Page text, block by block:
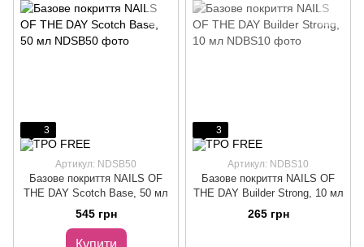
3
Артикул: NDSB50
Базове покриття NAILS OF
THE DAY Scotch Base, 50 мл
545 грн
Купити
3
Артикул: NDBS10
Базове покриття NAILS OF
THE DAY Builder Strong, 10 мл
265 грн